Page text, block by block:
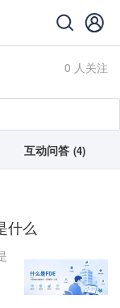
0 人关注
互动问答 (4)
什么